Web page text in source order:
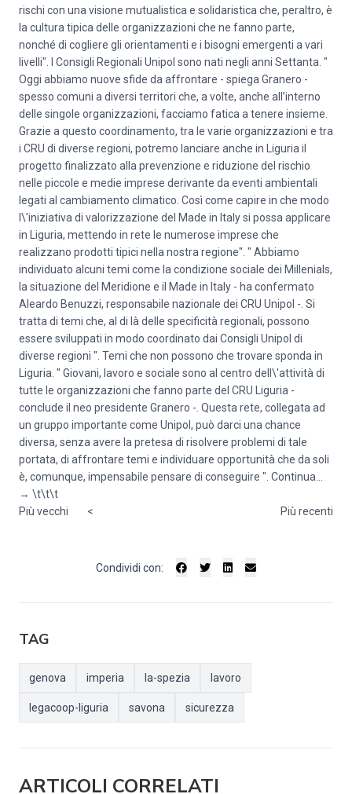
rischi con una visione mutualistica e solidaristica che, peraltro, è
la cultura tipica delle organizzazioni che ne fanno parte,
nonché di cogliere gli orientamenti e i bisogni emergenti a vari
livelli". I Consigli Regionali Unipol sono nati negli anni Settanta. "
Oggi abbiamo nuove sfide da affrontare - spiega Granero -
spesso comuni a diversi territori che, a volte, anche all’interno
delle singole organizzazioni, facciamo fatica a tenere insieme.
Grazie a questo coordinamento, tra le varie organizzazioni e tra
i CRU di diverse regioni, potremo lanciare anche in Liguria il
progetto finalizzato alla prevenzione e riduzione del rischio
nelle piccole e medie imprese derivante da eventi ambientali
legati al cambiamento climatico. Così come capire in che modo
l\'iniziativa di valorizzazione del Made in Italy si possa applicare
in Liguria, mettendo in rete le numerose imprese che
realizzano prodotti tipici nella nostra regione". " Abbiamo
individuato alcuni temi come la condizione sociale dei Millenials,
la situazione del Meridione e il Made in Italy - ha confermato
Aleardo Benuzzi, responsabile nazionale dei CRU Unipol -. Si
tratta di temi che, al di là delle specificità regionali, possono
essere sviluppati in modo coordinato dai Consigli Unipol di
diverse regioni ". Temi che non possono che trovare sponda in
Liguria. " Giovani, lavoro e sociale sono al centro dell\'attività di
tutte le organizzazioni che fanno parte del CRU Liguria -
conclude il neo presidente Granero -. Questa rete, collegata ad
un gruppo importante come Unipol, può darci una chance
diversa, senza avere la pretesa di risolvere problemi di tale
portata, di affrontare temi e individuare opportunità che da soli
è, comunque, impensabile pensare di conseguire ". Continua...
→ \t\t\t
Più vecchi
Più recenti
<
Condividi con:
TAG
genova imperia la-spezia lavoro
legacoop-liguria savona sicurezza
ARTICOLI CORRELATI